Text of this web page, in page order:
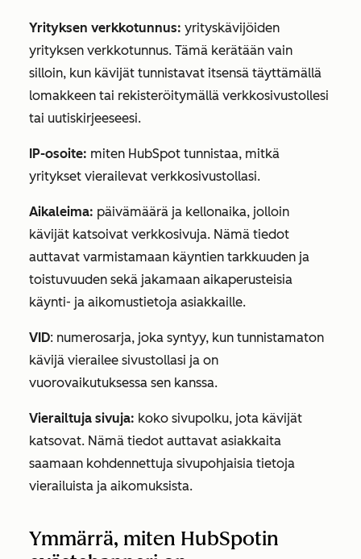
Yrityksen verkkotunnus: yrityskävijöiden
yrityksen verkkotunnus. Tämä kerätään vain
silloin, kun kävijät tunnistavat itsensä täyttämällä
lomakkeen tai rekisteröitymällä verkkosivustollesi
tai uutiskirjeeseesi.
IP-osoite: miten HubSpot tunnistaa, mitkä
yritykset vierailevat verkkosivustollasi.
Aikaleima: päivämäärä ja kellonaika, jolloin
kävijät katsoivat verkkosivuja. Nämä tiedot
auttavat varmistamaan käyntien tarkkuuden ja
toistuvuuden sekä jakamaan aikaperusteisia
käynti- ja aikomustietoja asiakkaille.
VID: numerosarja, joka syntyy, kun tunnistamaton
kävijä vierailee sivustollasi ja on
vuorovaikutuksessa sen kanssa.
Vierailtuja sivuja: koko sivupolku, jota kävijät
katsovat. Nämä tiedot auttavat asiakkaita
saamaan kohdennettuja sivupohjaisia tietoja
vierailuista ja aikomuksista.
Ymmärrä, miten HubSpotin